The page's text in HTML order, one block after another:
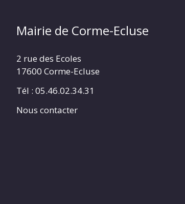
Mairie de Corme-Ecluse
2 rue des Ecoles
17600 Corme-Ecluse
Tél : 05.46.02.34.31
Nous contacter